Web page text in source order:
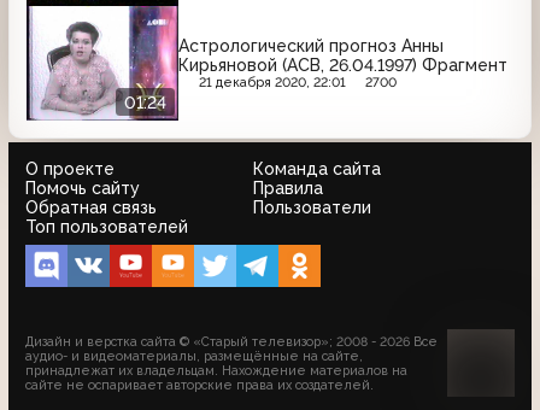
01:24
Астрологический прогноз Анны
Кирьяновой (АСВ, 26.04.1997) Фрагмент
21 декабря 2020, 22:01 2700
О проекте
Команда сайта
Помочь сайту
Правила
Обратная связь
Пользователи
Топ пользователей
Дизайн и верстка сайта © «Старый телевизор»; 2008 - 2026 Все
аудио- и видеоматериалы, размещённые на сайте,
принадлежат их владельцам. Нахождение материалов на
сайте не оспаривает авторские права их создателей.